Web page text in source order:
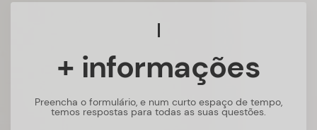
+ informações
Preencha o formulário, e num curto espaço de tempo,
temos respostas para todas as suas questões.